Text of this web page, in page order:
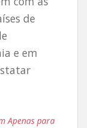
de
e em
Apenas para